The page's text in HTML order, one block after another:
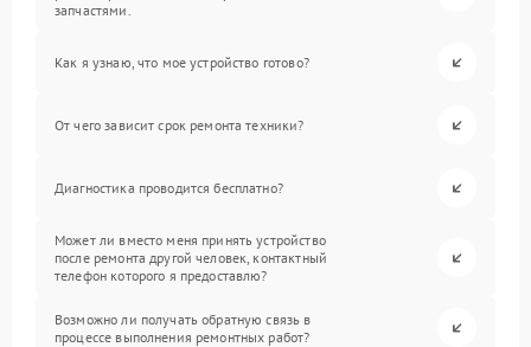
запчастями.
Как я узнаю, что мое устройство готово?
От чего зависит срок ремонта техники?
Диагностика проводится бесплатно?
Может ли вместо меня принять устройство
после ремонта другой человек, контактный
телефон которого я предоставлю?
Возможно ли получать обратную связь в
процессе выполнения ремонтных работ?